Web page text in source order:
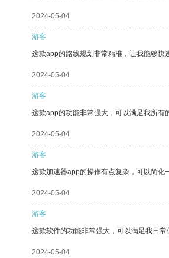
2024-05-04
游客
这款app的路线规划非常精准，让我能够快
2024-05-04
游客
这款app的功能非常强大，可以满足我所有
2024-05-04
游客
这款加速器app的操作有点复杂，可以简化
2024-05-04
游客
这款软件的功能非常强大，可以满足我日常
2024-05-04